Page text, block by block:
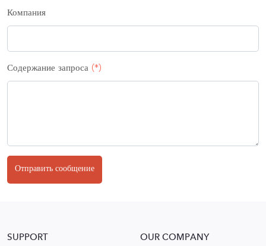
Компания
Содержание запроса (*)
Отправить сообщение
SUPPORT OUR COMPANY